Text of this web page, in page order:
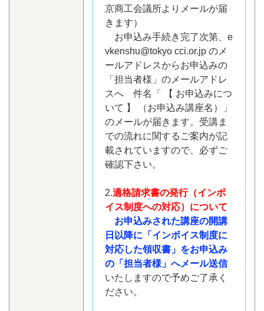
京商工会議所よりメールが届
きます）
お申込み手続き完了次第、e
vkenshu@tokyo cci.or.jp のメ
ールアドレスからお申込みの
「担当者様」のメールアドレ
スへ 件名「 【 お申込みにつ
いて 】 （お申込み講座名）」
のメールが届きます。受講ま
での流れに関するご案内が記
載されていますので、必ずご
確認下さい。
2.適格請求書の発行（インボ
イス制度への対応）について
お申込みされた講座の開講
日以降に「インボイス制度に
対応した領収書」をお申込み
の「担当者様」へメール送信
いたしますので予めご了承く
ださい。